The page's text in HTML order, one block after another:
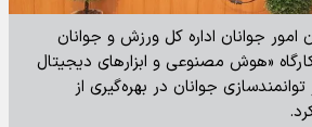
امور جوانان اداره کل ورزش و جوانان
«هوش مصنوعی و ابزارهای دیجیتال
جوانان در بهره‌گیری از